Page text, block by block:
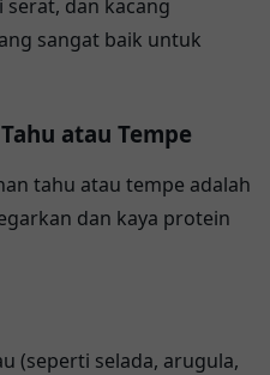
dan kacang
sangat baik untuk
atau Tempe
tahu atau tempe adalah
dan kaya protein
(seperti selada, arugula,